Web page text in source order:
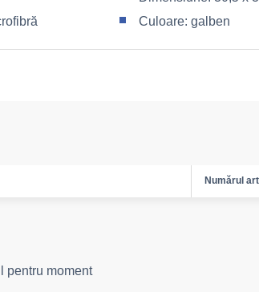
Culoare: galben
Numărul
pentru moment